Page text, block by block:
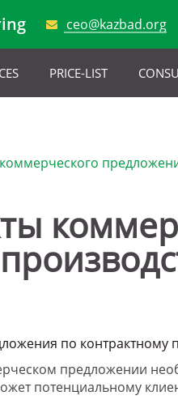
ceo@kazbad.org
PRICE-LIST
по контрактному
предложении
потенциальному